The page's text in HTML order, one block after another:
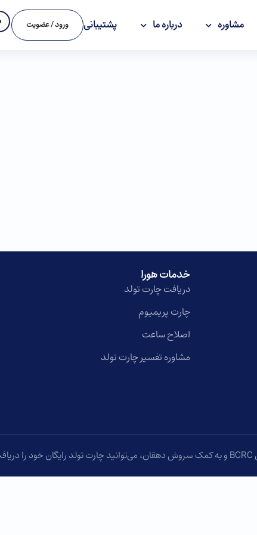
مشاوره درباره ما پشتیبانی ورود / عضویت
خدمات هورا
دریافت چارت تولد
چارت پریمیوم
اصلاح ساعت
مشاوره تفسیر چارت تولد